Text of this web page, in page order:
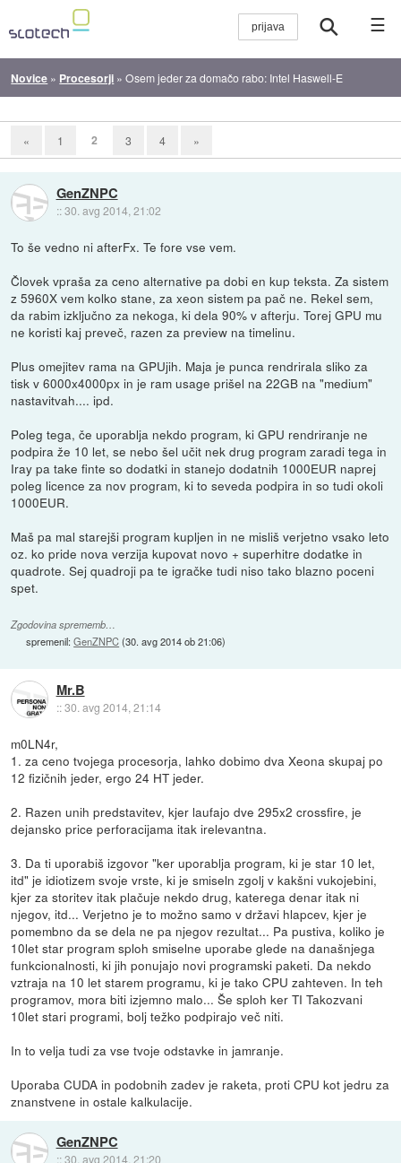
☰
Novice » Procesorji »Osem jeder za domačo rabo: Intel Haswell-E
« 1 2 3 4 »
GenZNPC
::30. avg 2014, 21:02
To še vedno ni afterFx. Te fore vse vem.
Človek vpraša za ceno alternative pa dobi en kup teksta. Za sistem
z 5960X vem kolko stane, za xeon sistem pa pač ne. Rekel sem,
da rabim izključno za nekoga, ki dela 90% v afterju. Torej GPU mu
ne koristi kaj preveč, razen za preview na timelinu.
Plus omejitev rama na GPUjih. Maja je punca rendrirala sliko za
tisk v 6000x4000px in je ram usage prišel na 22GB na "medium"
nastavitvah.... ipd.
Poleg tega, če uporablja nekdo program, ki GPU rendriranje ne
podpira že 10 let, se nebo šel učit nek drug program zaradi tega in
Iray pa take finte so dodatki in stanejo dodatnih 1000EUR naprej
poleg licence za nov program, ki to seveda podpira in so tudi okoli
1000EUR.
Maš pa mal starejši program kupljen in ne misliš verjetno vsako leto
oz. ko pride nova verzija kupovat novo + superhitre dodatke in
quadrote. Sej quadroji pa te igračke tudi niso tako blazno poceni
spet.
Zgodovina sprememb…
spremenil:GenZNPC(30. avg 2014 ob 21:06)
Mr.B
::30. avg 2014, 21:14
m0LN4r,
1. za ceno tvojega procesorja, lahko dobimo dva Xeona skupaj po
12 fizičnih jeder, ergo 24 HT jeder.
2. Razen unih predstavitev, kjer laufajo dve 295x2 crossfire, je
dejansko price perforacijama itak irelevantna.
3. Da ti uporabiš izgovor "ker uporablja program, ki je star 10 let,
itd" je idiotizem svoje vrste, ki je smiseln zgolj v kakšni vukojebini,
kjer za storitev itak plačuje nekdo drug, katerega denar itak ni
njegov, itd... Verjetno je to možno samo v državi hlapcev, kjer je
pomembno da se dela ne pa njegov rezultat... Pa pustiva, koliko je
10let star program sploh smiselne uporabe glede na današnjega
funkcionalnosti, ki jih ponujajo novi programski paketi. Da nekdo
vztraja na 10 let starem programu, ki je tako CPU zahteven. In teh
programov, mora biti izjemno malo... Še sploh ker TI Takozvani
10let stari programi, bolj težko podpirajo več niti.
In to velja tudi za vse tvoje odstavke in jamranje.
Uporaba CUDA in podobnih zadev je raketa, proti CPU kot jedru za
znanstvene in ostale kalkulacije.
GenZNPC
::30. avg 2014, 21:20